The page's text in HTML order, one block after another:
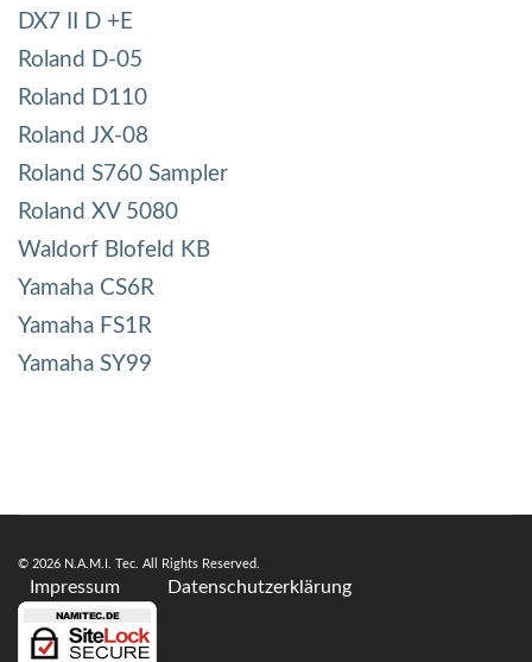
DX7 II D +E
Roland D-05
Roland D110
Roland JX-08
Roland S760 Sampler
Roland XV 5080
Waldorf Blofeld KB
Yamaha CS6R
Yamaha FS1R
Yamaha SY99
© 2026 N.A.M.I. Tec. All Rights Reserved.
Impressum Datenschutzerklärung